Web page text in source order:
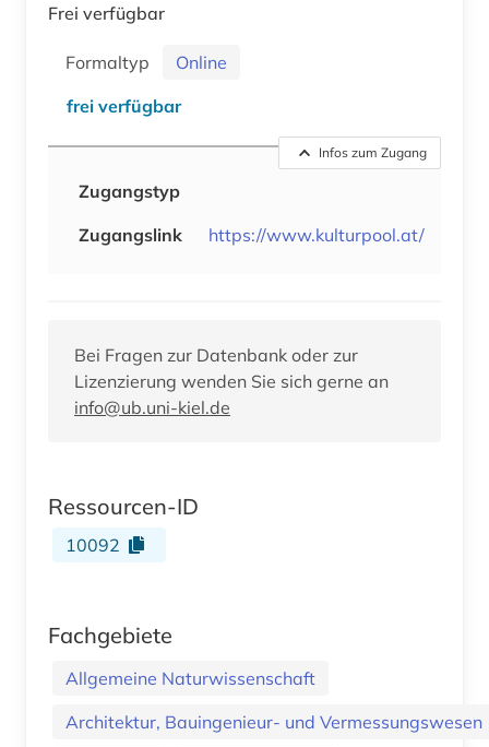
Frei verfügbar
Formaltyp
Online
frei verfügbar
Infos zum Zugang
Zugangstyp
Zugangslink
https://www.kulturpool.at/
Bei Fragen zur Datenbank oder zur
Lizenzierung wenden Sie sich gerne an
info@ub.uni-kiel.de
Ressourcen-ID
10092
Fachgebiete
Allgemeine Naturwissenschaft
Architektur, Bauingenieur- und Vermessungswesen